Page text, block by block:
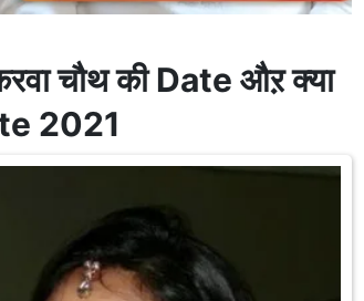
चौथ की Date औऱ क्या
2021